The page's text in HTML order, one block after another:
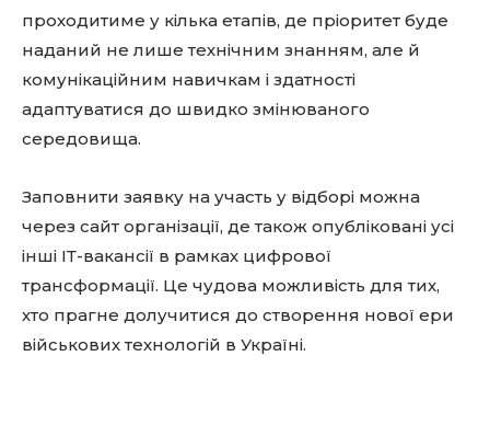
проходитиме у кілька етапів, де пріоритет буде
наданий не лише технічним знанням, але й
комунікаційним навичкам і здатності
адаптуватися до швидко змінюваного
середовища.
Заповнити заявку на участь у відборі можна
через сайт організації, де також опубліковані усі
інші ІТ-вакансії в рамках цифрової
трансформації. Це чудова можливість для тих,
хто прагне долучитися до створення нової ери
військових технологій в Україні.